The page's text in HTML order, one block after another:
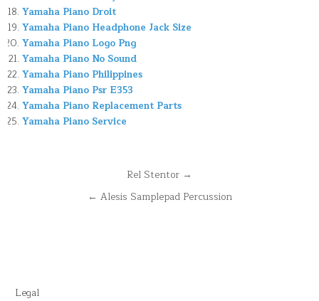
Yamaha Piano Droit
Yamaha Piano Headphone Jack Size
Yamaha Piano Logo Png
Yamaha Piano No Sound
Yamaha Piano Philippines
Yamaha Piano Psr E353
Yamaha Piano Replacement Parts
Yamaha Piano Service
Rel Stentor →
← Alesis Samplepad Percussion
Legal